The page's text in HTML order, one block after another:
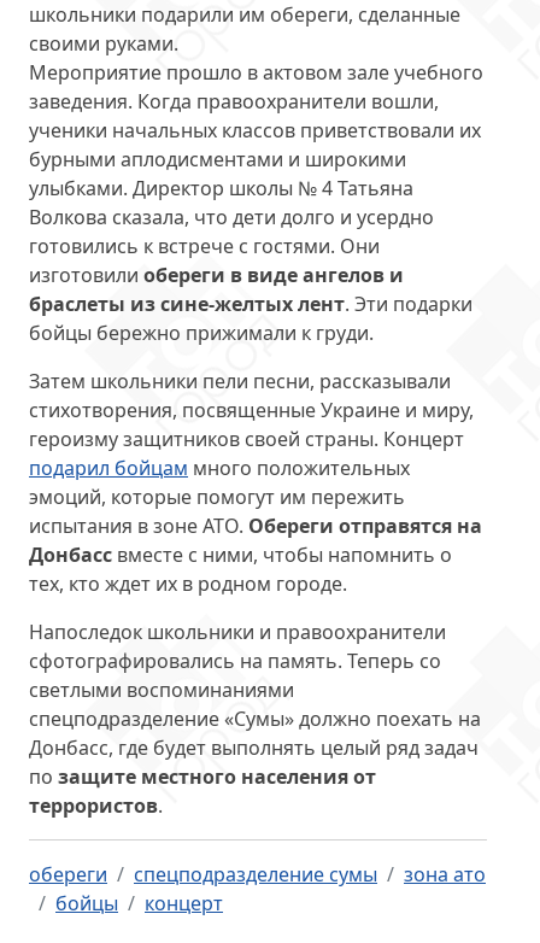
школьники подарили им обереги, сделанные
своими руками.
Мероприятие прошло в актовом зале учебного
заведения. Когда правоохранители вошли,
ученики начальных классов приветствовали их
бурными аплодисментами и широкими
улыбками. Директор школы № 4 Татьяна
Волкова сказала, что дети долго и усердно
готовились к встрече с гостями. Они
изготовили обереги в виде ангелов и
браслеты из сине-желтых лент. Эти подарки
бойцы бережно прижимали к груди.
Затем школьники пели песни, рассказывали
стихотворения, посвященные Украине и миру,
героизму защитников своей страны. Концерт
подарил бойцам много положительных
эмоций, которые помогут им пережить
испытания в зоне АТО. Обереги отправятся на
Донбасс вместе с ними, чтобы напомнить о
тех, кто ждет их в родном городе.
Напоследок школьники и правоохранители
сфотографировались на память. Теперь со
светлыми воспоминаниями
спецподразделение «Сумы» должно поехать на
Донбасс, где будет выполнять целый ряд задач
по защите местного населения от
террористов.
обереги спецподразделение сумы
зона ато
бойцы
концерт